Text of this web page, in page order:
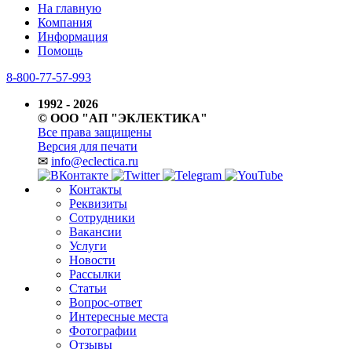
На главную
Компания
Информация
Помощь
8-800-77-57-993
1992 - 2026
© ООО "АП "ЭКЛЕКТИКА"
Все права защищены
Версия для печати
✉ info@eclectica.ru
Контакты
Реквизиты
Сотрудники
Вакансии
Услуги
Новости
Рассылки
Статьи
Вопрос-ответ
Интересные места
Фотографии
Отзывы